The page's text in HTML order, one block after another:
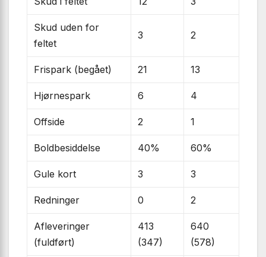
Skud uden for
feltet
3 2
Frispark (begået) 21 13
Hjørnespark 6 4
Offside 2 1
Boldbesiddelse 40% 60%
Gule kort 3 3
Redninger 0 2
Afleveringer
(fuldført)
413
(347)
640
(578)